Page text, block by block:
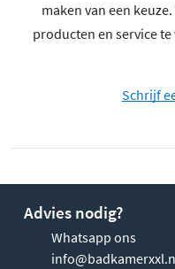
maken van een
producten en service
Schrijf
Advies nodig?
Whatsapp ons